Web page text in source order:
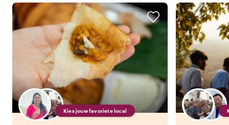
Kies jouw favoriete local